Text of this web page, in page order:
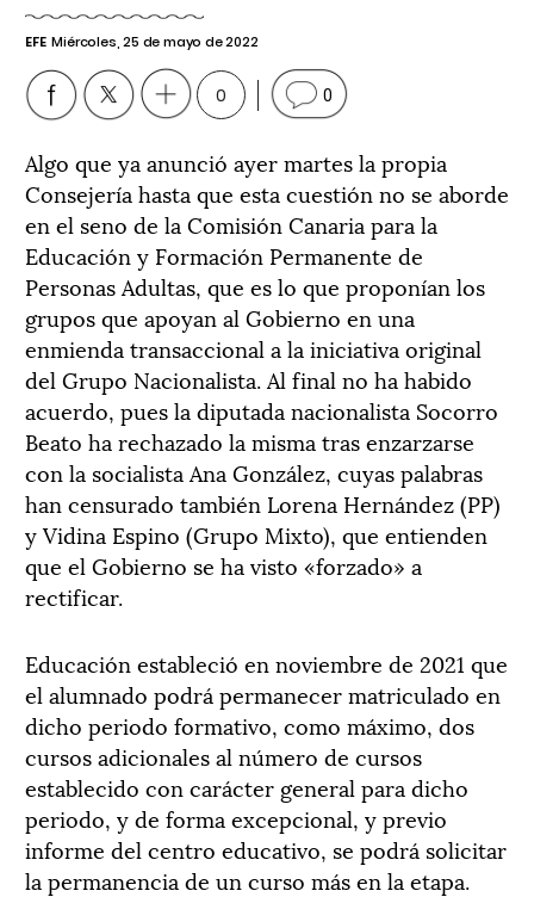
EFE Miércoles, 25 de mayo de 2022
0 0
Algo que ya anunció ayer martes la propia
Consejería hasta que esta cuestión no se aborde
en el seno de la Comisión Canaria para la
Educación y Formación Permanente de
Personas Adultas, que es lo que proponían los
grupos que apoyan al Gobierno en una
enmienda transaccional a la iniciativa original
del Grupo Nacionalista. Al final no ha habido
acuerdo, pues la diputada nacionalista Socorro
Beato ha rechazado la misma tras enzarzarse
con la socialista Ana González, cuyas palabras
han censurado también Lorena Hernández (PP)
y Vidina Espino (Grupo Mixto), que entienden
que el Gobierno se ha visto «forzado» a
rectificar.
Educación estableció en noviembre de 2021 que
el alumnado podrá permanecer matriculado en
dicho periodo formativo, como máximo, dos
cursos adicionales al número de cursos
establecido con carácter general para dicho
periodo, y de forma excepcional, y previo
informe del centro educativo, se podrá solicitar
la permanencia de un curso más en la etapa.